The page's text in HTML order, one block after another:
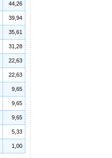
44,26
39,94
35,61
31,28
22,63
22,63
9,65
9,65
9,65
5,33
1,00